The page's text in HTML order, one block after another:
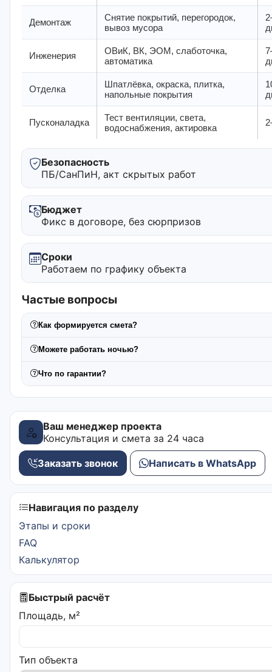
Демонтаж
Снятие покрытий, перегородок,
вывоз мусора
Инженерия
ОВиК, ВК, ЭОМ, слаботочка,
автоматика
Отделка
Шпатлёвка, окраска, плитка,
напольные покрытия
Пусконаладка
Тест вентиляции, света,
водоснабжения, актировка
Безопасность
ПБ/СанПиН, акт скрытых работ
Бюджет
Фикс в договоре, без сюрпризов
Сроки
Работаем по графику объекта
Частые вопросы
Как формируется смета?
Можете работать ночью?
Что по гарантии?
Ваш менеджер проекта
Консультация и смета за 24 часа
Заказать звонок Написать в WhatsApp
Навигация по разделу
Этапы и сроки
FAQ
Калькулятор
Быстрый расчёт
Площадь, м²
Тип объекта